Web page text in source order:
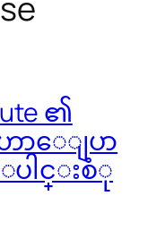
၏
ဟာေျပာ
ါင္းစံု